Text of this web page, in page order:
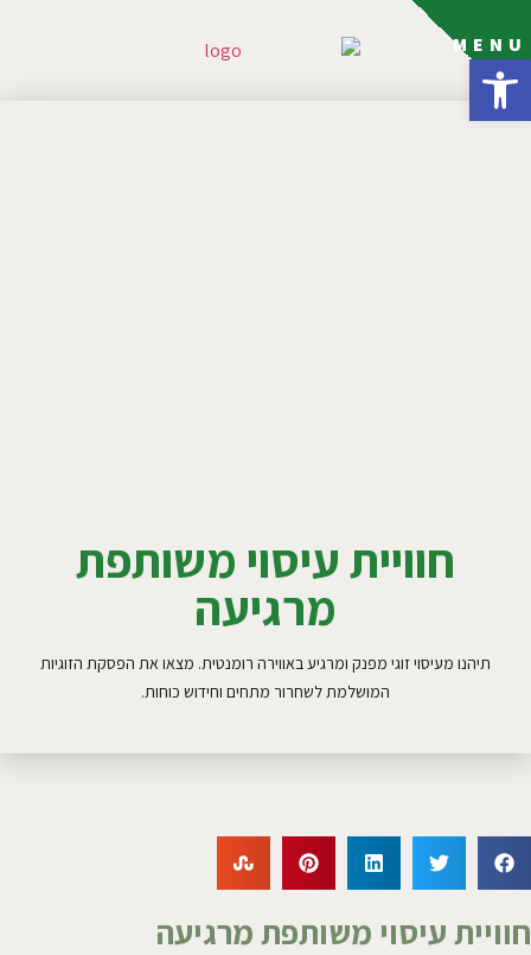
פתח סרגל נגישות
MENU
חוויית עיסוי משותפת
מרגיעה
תיהנו מעיסוי זוגי מפנק ומרגיע באווירה רומנטית. מצאו את הפסקת הזוגיות
המושלמת לשחרור מתחים וחידוש כוחות.
חוויית עיסוי משותפת מרגיעה